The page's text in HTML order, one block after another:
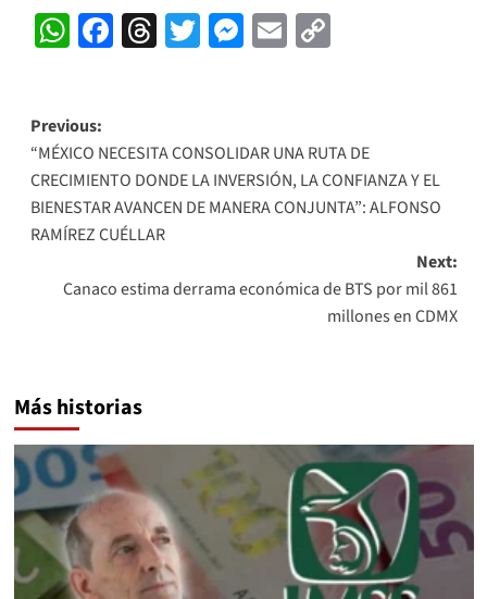
WhatsApp
Facebook
Threads
Twitter
Messenger
EmailCopy
Post
navigation
Previous:
“MÉXICO NECESITA CONSOLIDAR UNA RUTA DE
CRECIMIENTO DONDE LA INVERSIÓN, LA CONFIANZA Y EL
BIENESTAR AVANCEN DE MANERA CONJUNTA”: ALFONSO
RAMÍREZ CUÉLLAR
Next:
Canaco estima derrama económica de BTS por mil 861
millones en CDMX
Más historias